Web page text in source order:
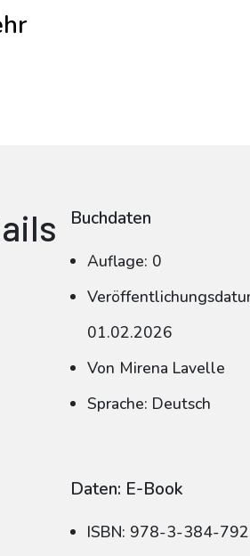
Buchdaten
Auflage: 0
01.02.2026
Von Mirena Lavelle
Sprache: Deutsch
Daten: E-Book
ISBN: 978-3-384-